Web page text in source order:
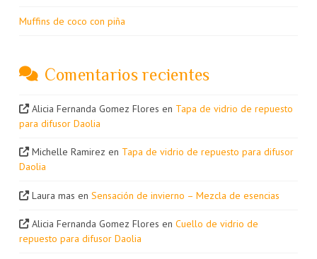
Muffins de coco con piña
Comentarios recientes
Alicia Fernanda Gomez Flores en Tapa de vidrio de repuesto
para difusor Daolia
Michelle Ramirez en Tapa de vidrio de repuesto para difusor
Daolia
Laura mas enSensación de invierno – Mezcla de esencias
Alicia Fernanda Gomez Flores enCuello de vidrio de
repuesto para difusor Daolia